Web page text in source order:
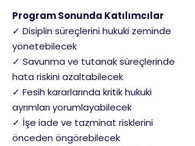
Program Sonunda Katılımcılar
✓ Disiplin süreçlerini hukuki zeminde
yönetebilecek
✓ Savunma ve tutanak süreçlerinde
hata riskini azaltabilecek
✓ Fesih kararlarında kritik hukuki
ayrımları yorumlayabilecek
✓ İşe iade ve tazminat risklerini
önceden öngörebilecek